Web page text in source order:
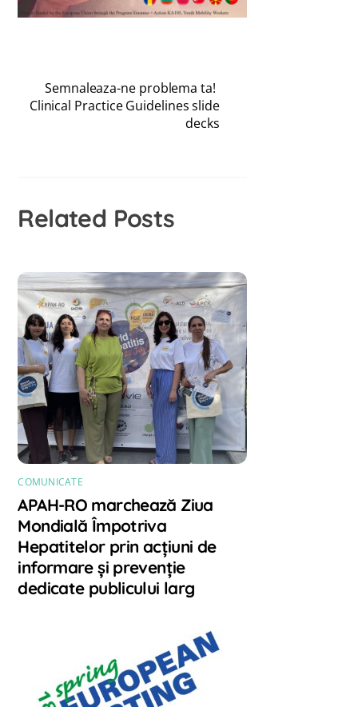
Semnaleaza-ne problema ta!
Clinical Practice Guidelines slide
decks
Related Posts
COMUNICATE
APAH-RO marchează Ziua
Mondială Împotriva
Hepatitelor prin acțiuni de
informare și prevenție
dedicate publicului larg